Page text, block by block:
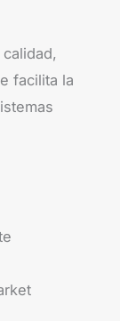
facilita la